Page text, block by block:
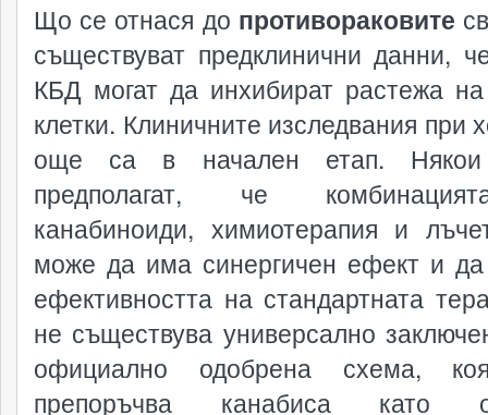
Що се отнася до противораковите
съществуват предклинични данни,
КБД могат да инхибират растежа
клетки. Клиничните изследвания при
още са в начален етап. Някои
предполагат, че
канабиноиди, химиотерапия и
може да има синергичен ефект и
ефективността на стандартната
не съществува универсално
официално одобрена схема,
препоръчва канабиса като